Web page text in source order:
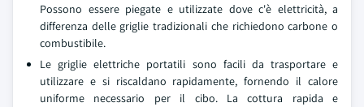
Possono essere piegate e utilizzate dove c'è elettricità, a
differenza delle griglie tradizionali che richiedono carbone o
combustibile.
Le griglie elettriche portatili sono facili da trasportare e
utilizzare e si riscaldano rapidamente, fornendo il calore
uniforme necessario per il cibo. La cottura rapida e